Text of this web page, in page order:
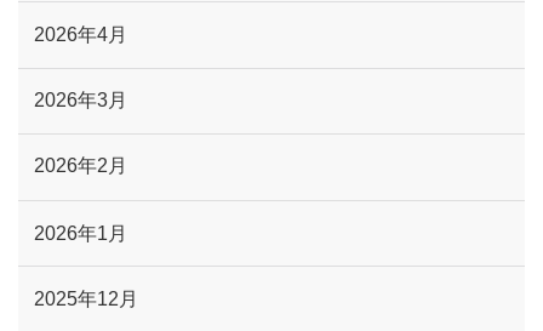
2026年4月
2026年3月
2026年2月
2026年1月
2025年12月